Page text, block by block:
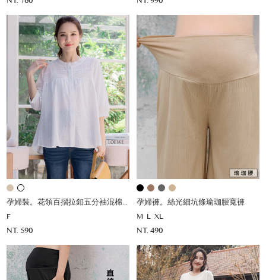
孕婦裝。花領百摺拉釦五分袖混棉薄杉
F
NT. 590
孕婦褲。絲光細坑條瑜珈腰寬褲
M L XL
NT. 490